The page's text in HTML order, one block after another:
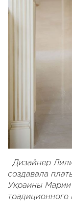
Дизайнер
создавала
Украины Марии
традиционного